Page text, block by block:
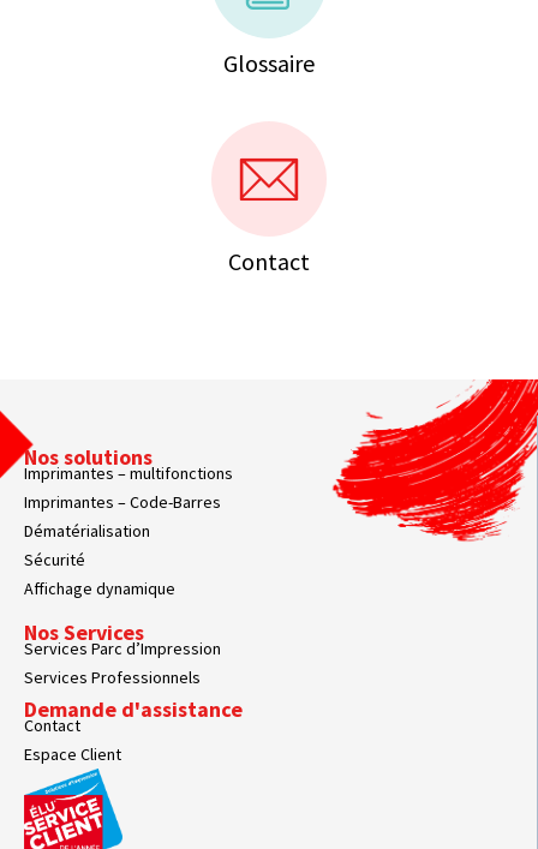
Glossaire
Contact
Nos solutions
Imprimantes – multifonctions
Imprimantes – Code-Barres
Dématérialisation
Sécurité
Affichage dynamique
Nos Services
Services Parc d’Impression
Services Professionnels
Demande d'assistance
Contact
Espace Client